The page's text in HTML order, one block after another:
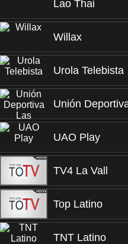
Lao Thai
Willax
Urola Telebista
Unión
UAO Play
TV4 La Vall
Top Latino
TNT Latino